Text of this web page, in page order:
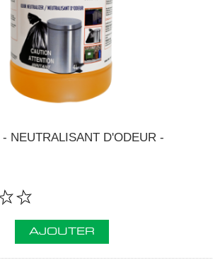
- NEUTRALISANT D'ODEUR -
AJOUTER